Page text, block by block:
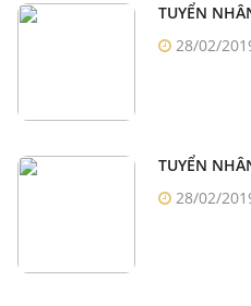
TUYỂN
28/02/
TUYỂN
28/02/